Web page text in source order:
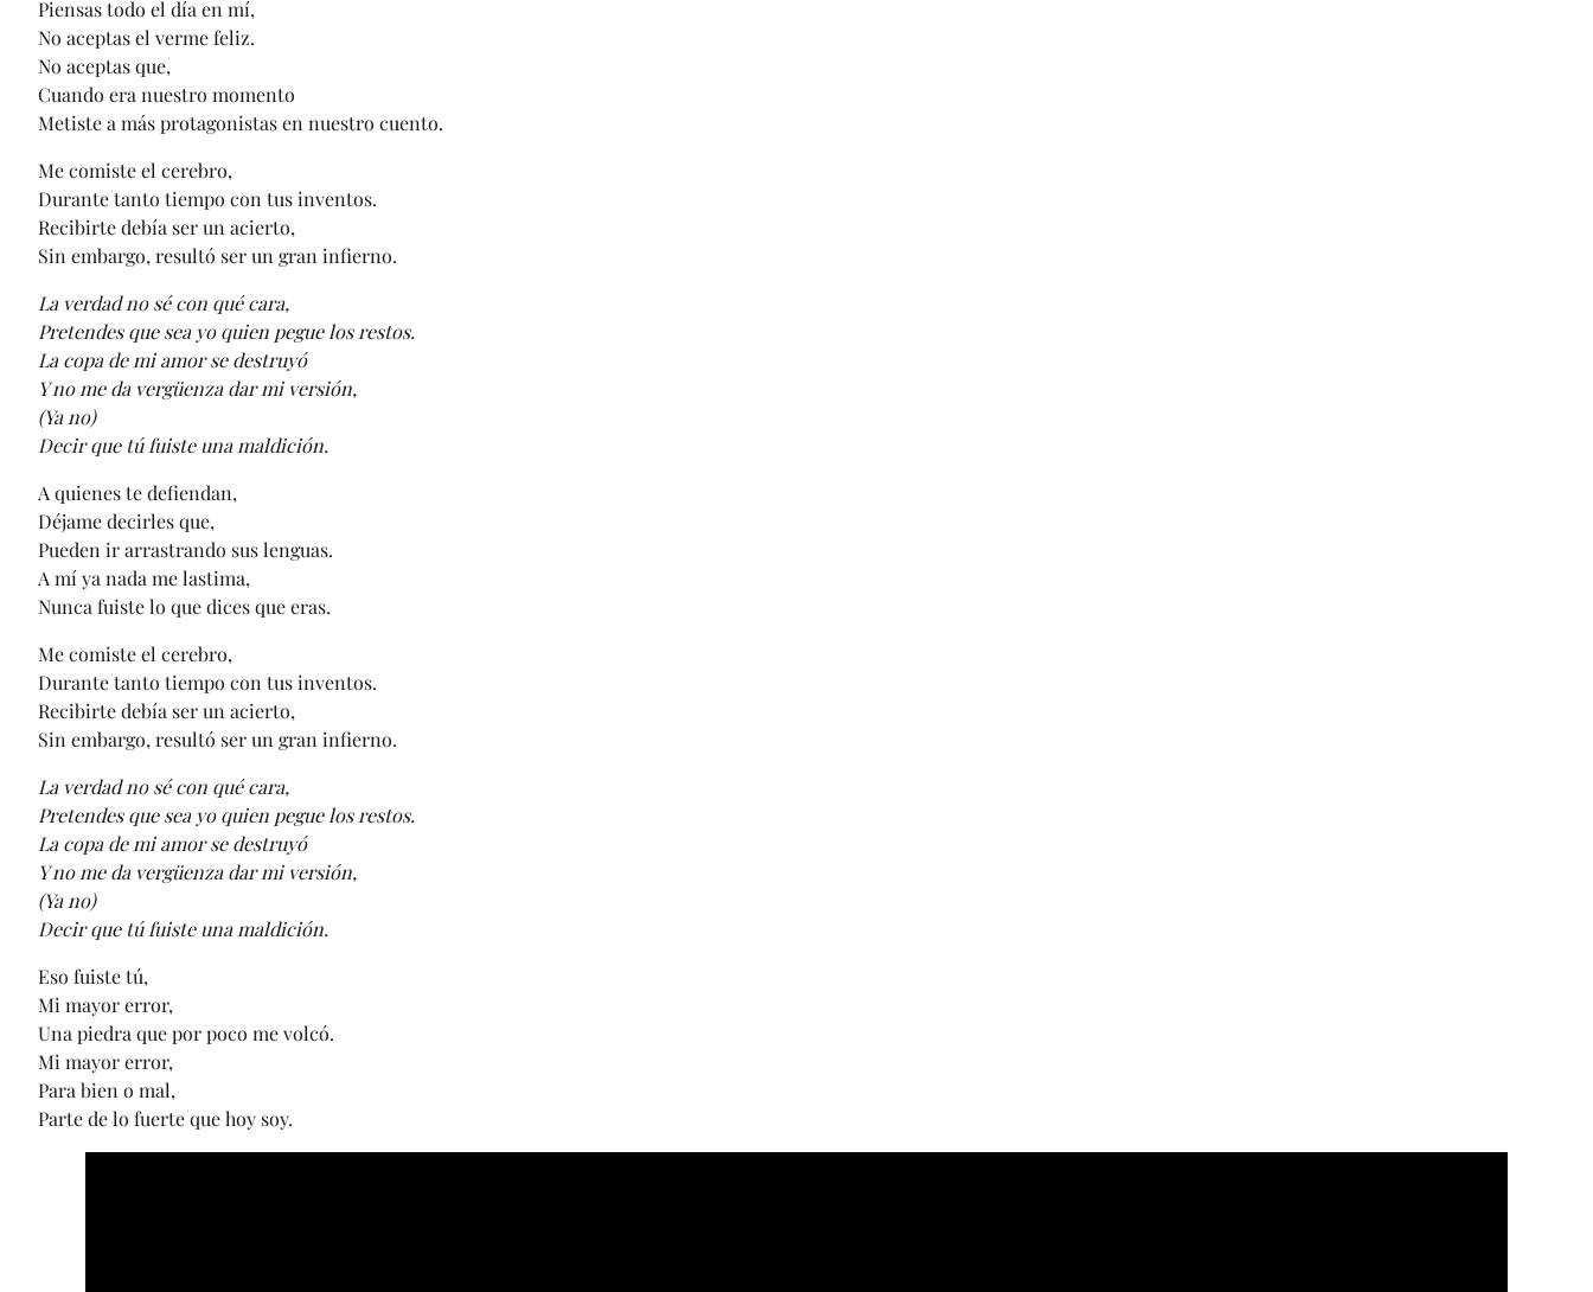
Piensas todo el día en mí,
No aceptas el verme feliz.
No aceptas que,
Cuando era nuestro momento
Metiste a más protagonistas en nuestro cuento.
Me comiste el cerebro,
Durante tanto tiempo con tus inventos.
Recibirte debía ser un acierto,
Sin embargo, resultó ser un gran infierno.
La verdad no sé con qué cara,
Pretendes que sea yo quien pegue los restos.
La copa de mi amor se destruyó
Y no me da vergüenza dar mi versión,
(Ya no)
Decir que tú fuiste una maldición.
A quienes te defiendan,
Déjame decirles que,
Pueden ir arrastrando sus lenguas.
A mí ya nada me lastima,
Nunca fuiste lo que dices que eras.
Me comiste el cerebro,
Durante tanto tiempo con tus inventos.
Recibirte debía ser un acierto,
Sin embargo, resultó ser un gran infierno.
La verdad no sé con qué cara,
Pretendes que sea yo quien pegue los restos.
La copa de mi amor se destruyó
Y no me da vergüenza dar mi versión,
(Ya no)
Decir que tú fuiste una maldición.
Eso fuiste tú,
Mi mayor error,
Una piedra que por poco me volcó.
Mi mayor error,
Para bien o mal,
Parte de lo fuerte que hoy soy.